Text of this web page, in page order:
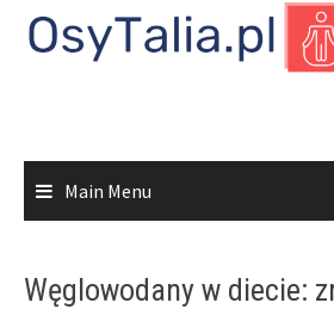
Main Menu
Węglowodany w diecie: